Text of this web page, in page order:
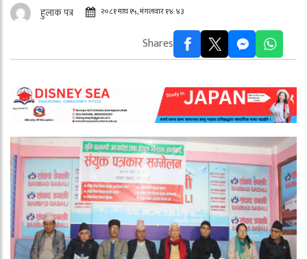
हुलाक पत्र २०८१ माघ १५, मंगलवार १४:४३
Shares